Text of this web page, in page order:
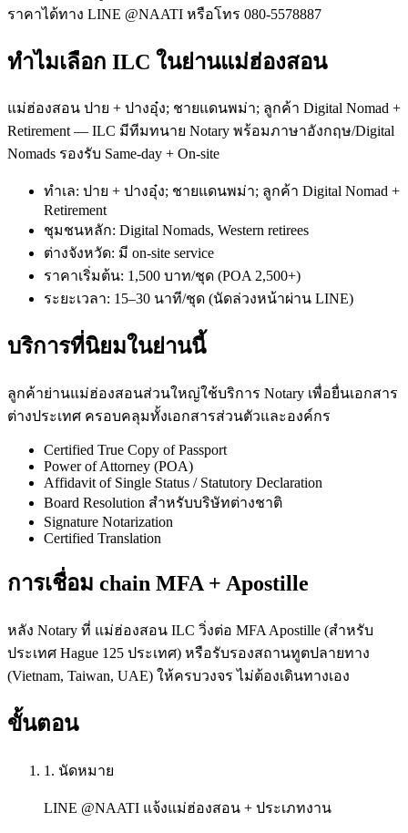
ราคาได้ทาง LINE @NAATI หรือโทร 080-5578887
ทำไมเลือก ILC ในย่านแม่ฮ่องสอน
แม่ฮ่องสอน ปาย + ปางอุ๋ง; ชายแดนพม่า; ลูกค้า Digital Nomad +
Retirement — ILC มีทีมทนาย Notary พร้อมภาษาอังกฤษ/Digital
Nomads รองรับ Same-day + On-site
ทำเล: ปาย + ปางอุ๋ง; ชายแดนพม่า; ลูกค้า Digital Nomad +
Retirement
ชุมชนหลัก: Digital Nomads, Western retirees
ต่างจังหวัด: มี on-site service
ราคาเริ่มต้น: 1,500 บาท/ชุด (POA 2,500+)
ระยะเวลา: 15–30 นาที/ชุด (นัดล่วงหน้าผ่าน LINE)
บริการที่นิยมในย่านนี้
ลูกค้าย่านแม่ฮ่องสอนส่วนใหญ่ใช้บริการ Notary เพื่อยื่นเอกสาร
ต่างประเทศ ครอบคลุมทั้งเอกสารส่วนตัวและองค์กร
Certified True Copy of Passport
Power of Attorney (POA)
Affidavit of Single Status / Statutory Declaration
Board Resolution สำหรับบริษัทต่างชาติ
Signature Notarization
Certified Translation
การเชื่อม chain MFA + Apostille
หลัง Notary ที่ แม่ฮ่องสอน ILC วิ่งต่อ MFA Apostille (สำหรับ
ประเทศ Hague 125 ประเทศ) หรือรับรองสถานทูตปลายทาง
(Vietnam, Taiwan, UAE) ให้ครบวงจร ไม่ต้องเดินทางเอง
ขั้นตอน
1. นัดหมาย
LINE @NAATI แจ้งแม่ฮ่องสอน + ประเภทงาน